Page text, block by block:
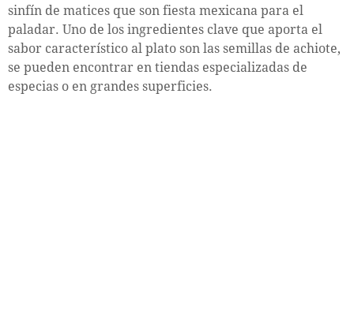
sinfín de matices que son fiesta mexicana para el
paladar. Uno de los ingredientes clave que aporta el
sabor característico al plato son las semillas de achiote,
se pueden encontrar en tiendas especializadas de
especias o en grandes superficies.